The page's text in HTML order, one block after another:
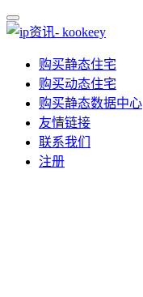
购买静态住宅
购买动态住宅
购买静态数据中心
友情链接
联系我们
注册